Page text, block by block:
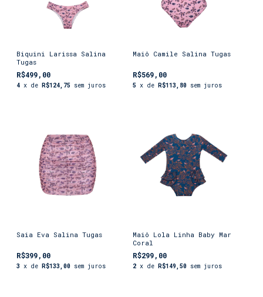
Biquini Larissa Salina
Tugas
R$499,00
4 x de R$124,75 sem juros
Maiô Camile Salina Tugas
R$569,00
5 x de R$113,80 sem juros
Saia Eva Salina Tugas
R$399,00
3 x de R$133,00 sem juros
Maiô Lola Linha Baby Mar
Coral
R$299,00
2 x de R$149,50 sem juros